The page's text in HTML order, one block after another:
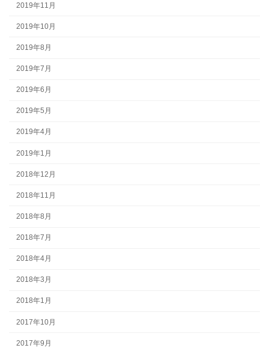
2019年11月
2019年10月
2019年8月
2019年7月
2019年6月
2019年5月
2019年4月
2019年1月
2018年12月
2018年11月
2018年8月
2018年7月
2018年4月
2018年3月
2018年1月
2017年10月
2017年9月